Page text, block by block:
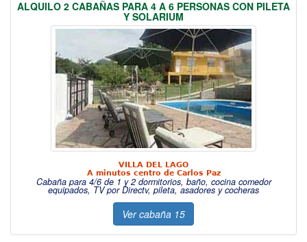
ALQUILO 2 CABAÑAS PARA 4 A 6 PERSONAS CON PILETA
Y SOLARIUM
VILLA DEL LAGO
A minutos centro de Carlos Paz
Cabaña para 4/6 de 1 y 2 dormitorios, baño, cocina comedor
equipados, TV por Directv, pileta, asadores y cocheras
Ver cabaña 15